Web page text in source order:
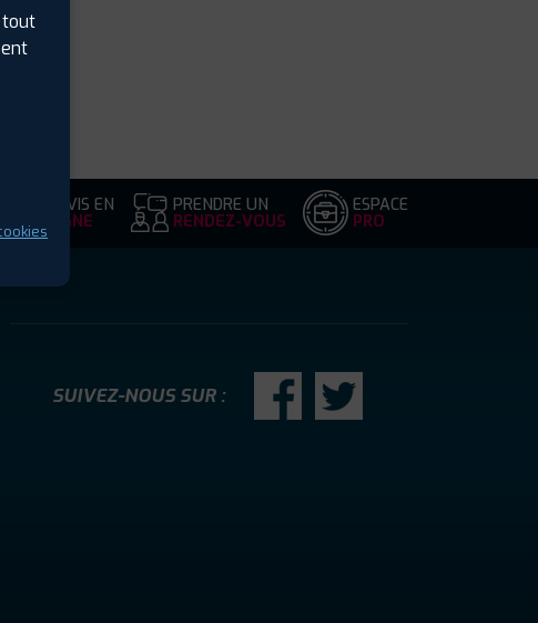
DEVIS EN
LIGNE
PRENDRE UN
RENDEZ-VOUS
ESPACE
PRO
SUIVEZ-NOUS SUR :
tout